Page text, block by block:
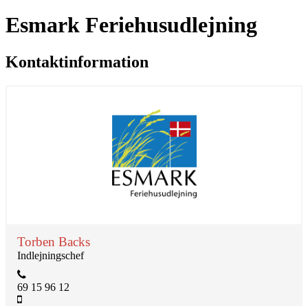
Esmark Feriehusudlejning
Kontaktinformation
Torben Backs
Indlejningschef
69 15 96 12